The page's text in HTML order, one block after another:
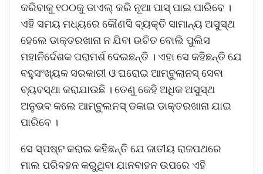
କରିବାକୁ ୧୦୦କୁ ଡାଏଲ୍ କରି ନୂଆ ପାସ୍ ପାଇ ପାରିବେ ।
ଏହି ସମୟ ମଧ୍ୟରେ କୌଣସି ବ୍ୟକ୍ତି ସାମାନ୍ୟ ଅସୁସ୍ଥ
ହେଲେ ଡାକ୍ତରଖାନା ନ ଯିବା ଉଚିତ ବୋଲି ପୁଲିସ
ମହାନିର୍ଦେଶକ ପରାମର୍ଶ ଦେଇଛନ୍ତି । ଏହା ସେ କହିଛନ୍ତି ଯେ
ବହୁସଂଖ୍ୟକ ସରକାରୀ ଓ ଘରୋଇ ଆମ୍ବୁଲାନସ୍ ସେବା
ବ୍ୟବସ୍ଥା କରାଯାଉଛି । ତେଣୁ କେହି ଅଧିକ ଅସୁସ୍ଥ
ଅନୁଭବ କଲେ ଆମ୍ବୁଲନସ୍ ଡକାଇ ଡାକ୍ତରଖାନା ଯାଇ
ପାରିବେ ।
ସେ ସ୍ପଷ୍ଟ କରାଇ କହିଛନ୍ତି ଯେ ଜାତୀୟ ରାଜପଥରେ
ମାଲ ପରିବହନ କରୁଥିବା ଯାନବାହନ ଉପରେ ଏହି